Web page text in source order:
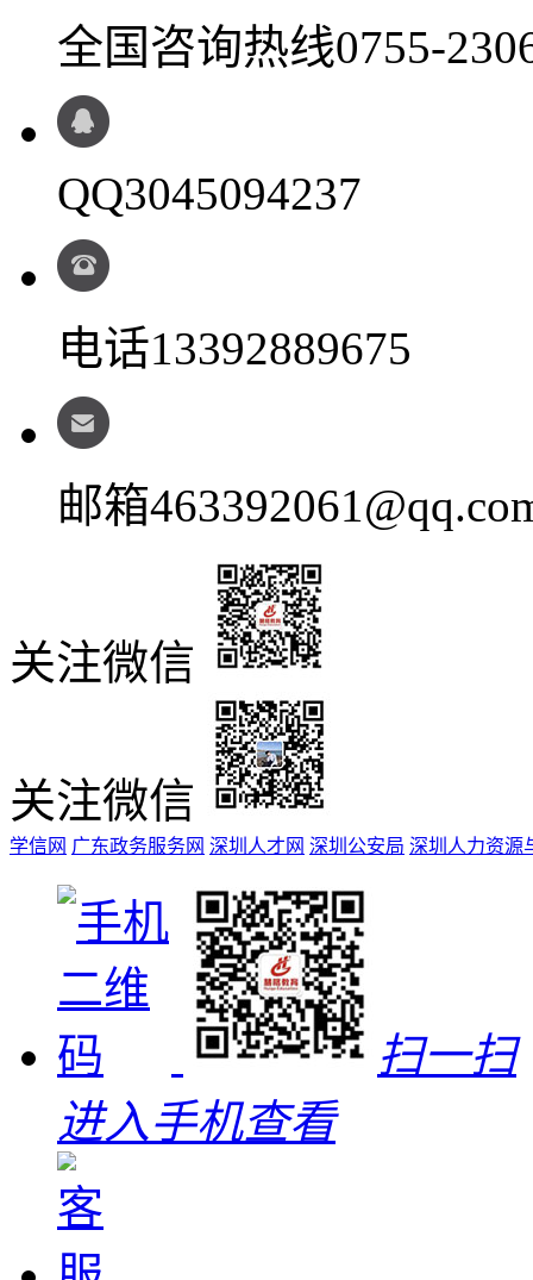
全国咨询热线0755-
QQ3045094237
电话13392889675
邮箱
关注微信
关注微信
学信网 广东政务服务网 深圳人才网 深圳公安局 深圳人力资源
扫一扫
进入手机查看